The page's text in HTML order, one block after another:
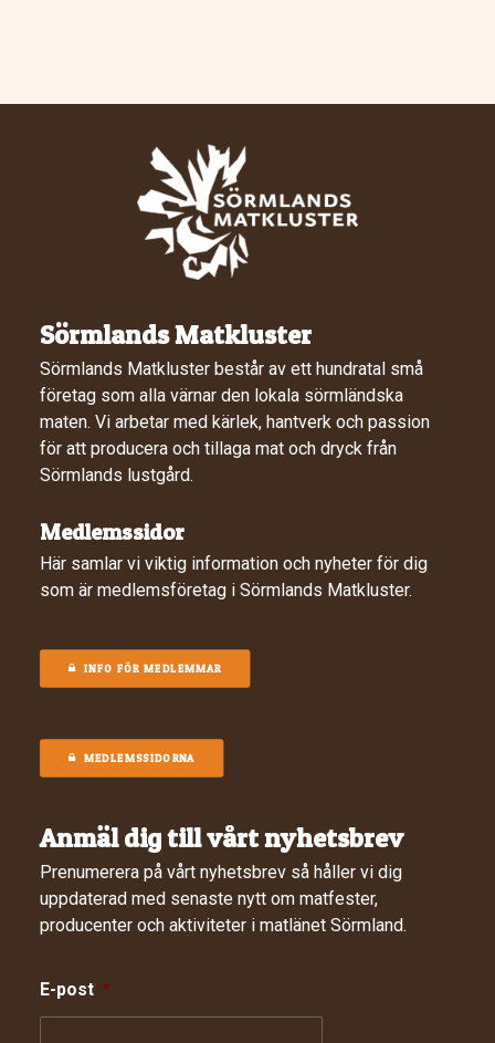
Sörmlands Matkluster
Sörmlands Matkluster består av ett hundratal små
företag som alla värnar den lokala sörmländska
maten. Vi arbetar med kärlek, hantverk och passion
för att producera och tillaga mat och dryck från
Sörmlands lustgård.
Medlemssidor
Här samlar vi viktig information och nyheter för dig
som är medlemsföretag i Sörmlands Matkluster.
INFO FÖR MEDLEMMAR
MEDLEMSSIDORNA
Anmäl dig till vårt nyhetsbrev
Prenumerera på vårt nyhetsbrev så håller vi dig
uppdaterad med senaste nytt om matfester,
producenter och aktiviteter i matlänet Sörmland.
E-post *